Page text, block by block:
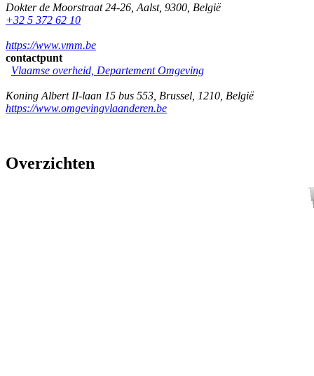
Dokter de Moorstraat 24-26 Aalst, 9300 België
+32 5 372 62 10
https://www.vmm.be
contactpunt
Vlaamse overheid, Departement Omgeving
Koning Albert II-laan 15 bus 553 Brussel 1210 België
https://www.omgevingvlaanderen.be
Overzichten